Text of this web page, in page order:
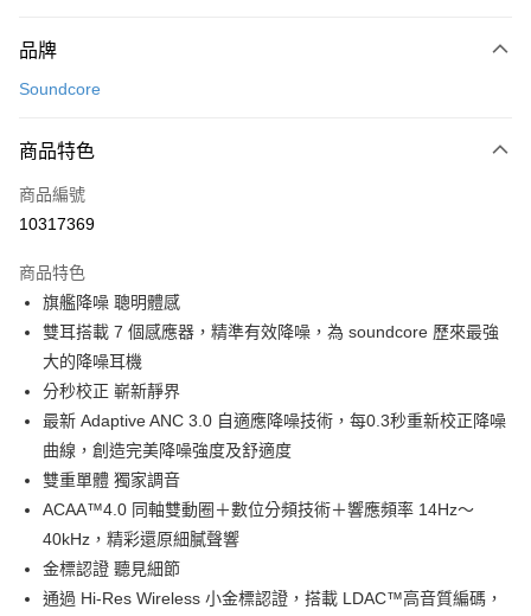
免運費
付款後7-11取貨
宅配
每筆NT$130，滿NT$399(含以上)免運費
品牌
Soundcore
商品特色
商品編號
10317369
商品特色
旗艦降噪 聰明體感
雙耳搭載 7 個感應器，精準有效降噪，為 soundcore 歷來最強
大的降噪耳機
分秒校正 嶄新靜界
最新 Adaptive ANC 3.0 自適應降噪技術，每0.3秒重新校正降噪
曲線，創造完美降噪強度及舒適度
雙重單體 獨家調音
ACAA™4.0 同軸雙動圈＋數位分頻技術＋響應頻率 14Hz～
40kHz，精彩還原細膩聲響
金標認證 聽見細節
通過 Hi-Res Wireless 小金標認證，搭載 LDAC™高音質編碼，